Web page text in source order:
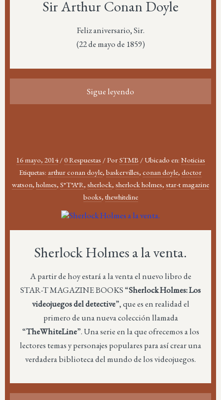
Sir Arthur Conan Doyle
Feliz aniversario, Sir.
(22 de mayo de 1859)
Sigue leyendo
16 mayo, 2014 /0 Respuestas /PorSTMB / Ubicado en: Noticias
Etiquetas: arthur conan doyle, baskervilles, conan doyle, doctor
watson, holmes, S*T*A*R, sherlock, sherlock holmes, star-t magazine
books, thewhiteline
Sherlock Holmes a la venta.
A partir de hoy estará a la venta el nuevo libro de
STAR-T MAGAZINE BOOKS “Sherlock Holmes: Los
videojuegos del detective”, que es en realidad el
primero de una nueva colección llamada
“TheWhiteLine”. Una serie en la que ofrecemos a los
lectores temas y personajes populares para así crear una
verdadera biblioteca del mundo de los videojuegos.